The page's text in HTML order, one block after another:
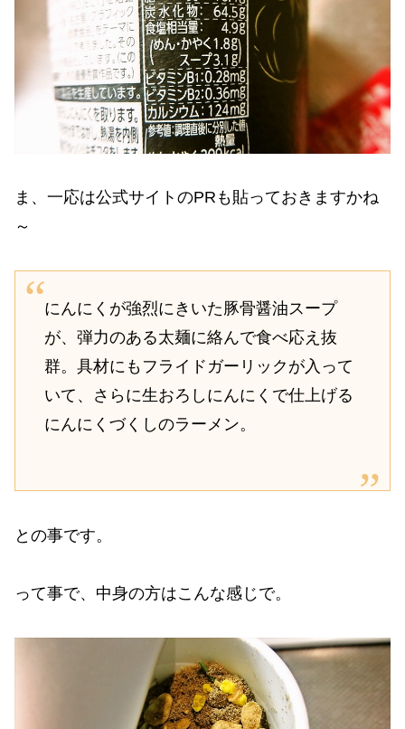
ま、一応は公式サイトのPRも貼っておきますかね
～
にんにくが強烈にきいた豚骨醤油スープ
が、弾力のある太麺に絡んで食べ応え抜
群。具材にもフライドガーリックが入って
いて、さらに生おろしにんにくで仕上げる
にんにくづくしのラーメン。
との事です。
って事で、中身の方はこんな感じで。